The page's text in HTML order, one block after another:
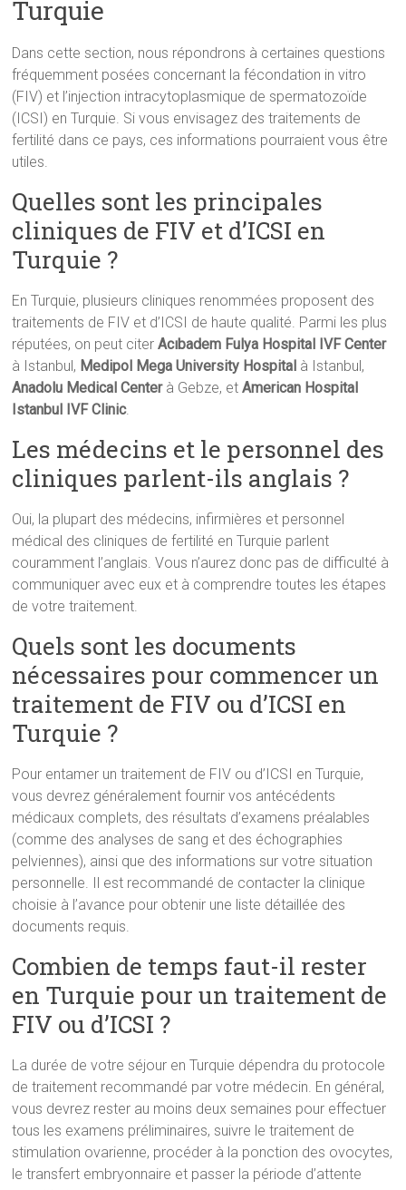
Turquie
Dans cette section, nous répondrons à certaines questions
fréquemment posées concernant la fécondation in vitro
(FIV) et l’injection intracytoplasmique de spermatozoïde
(ICSI) en Turquie. Si vous envisagez des traitements de
fertilité dans ce pays, ces informations pourraient vous être
utiles.
Quelles sont les principales
cliniques de FIV et d’ICSI en
Turquie ?
En Turquie, plusieurs cliniques renommées proposent des
traitements de FIV et d’ICSI de haute qualité. Parmi les plus
réputées, on peut citerAcıbadem Fulya Hospital IVF Center
à Istanbul, Medipol Mega University Hospital à Istanbul,
Anadolu Medical Centerà Gebze, etAmerican Hospital
Istanbul IVF Clinic.
Les médecins et le personnel des
cliniques parlent-ils anglais ?
Oui, la plupart des médecins, infirmières et personnel
médical des cliniques de fertilité en Turquie parlent
couramment l’anglais. Vous n’aurez donc pas de difficulté à
communiquer avec eux et à comprendre toutes les étapes
de votre traitement.
Quels sont les documents
nécessaires pour commencer un
traitement de FIV ou d’ICSI en
Turquie ?
Pour entamer un traitement de FIV ou d’ICSI en Turquie,
vous devrez généralement fournir vos antécédents
médicaux complets, des résultats d’examens préalables
(comme des analyses de sang et des échographies
pelviennes), ainsi que des informations sur votre situation
personnelle. Il est recommandé de contacter la clinique
choisie à l’avance pour obtenir une liste détaillée des
documents requis.
Combien de temps faut-il rester
en Turquie pour un traitement de
FIV ou d’ICSI ?
La durée de votre séjour en Turquie dépendra du protocole
de traitement recommandé par votre médecin. En général,
vous devrez rester au moins deux semaines pour effectuer
tous les examens préliminaires, suivre le traitement de
stimulation ovarienne, procéder à la ponction des ovocytes,
le transfert embryonnaire et passer la période d’attente